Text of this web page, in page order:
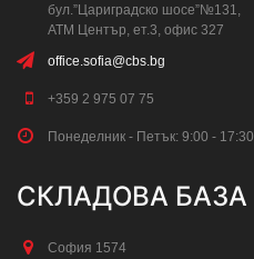
бул.”Цариградско шосе”№131,
АТМ Център, ет.3, офис 327
office.sofia@cbs.bg
+359 2 975 07 75
Понеделник - Петък: 9:00 - 17:30
СКЛАДОВА БАЗА
София 1574